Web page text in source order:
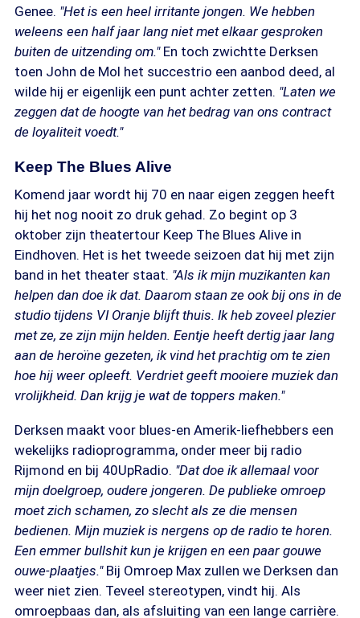
Genee. "Het is een heel irritante jongen. We hebben
weleens een half jaar lang niet met elkaar gesproken
buiten de uitzending om." En toch zwichtte Derksen
toen John de Mol het succestrio een aanbod deed, al
wilde hij er eigenlijk een punt achter zetten. "Laten we
zeggen dat de hoogte van het bedrag van ons contract
de loyaliteit voedt."
Keep The Blues Alive
Komend jaar wordt hij 70 en naar eigen zeggen heeft
hij het nog nooit zo druk gehad. Zo begint op 3
oktober zijn theatertour Keep The Blues Alive in
Eindhoven. Het is het tweede seizoen dat hij met zijn
band in het theater staat. "Als ik mijn muzikanten kan
helpen dan doe ik dat. Daarom staan ze ook bij ons in de
studio tijdens VI Oranje blijft thuis. Ik heb zoveel plezier
met ze, ze zijn mijn helden. Eentje heeft dertig jaar lang
aan de heroïne gezeten, ik vind het prachtig om te zien
hoe hij weer opleeft. Verdriet geeft mooiere muziek dan
vrolijkheid. Dan krijg je wat de toppers maken."
Derksen maakt voor blues-en Amerik-liefhebbers een
wekelijks radioprogramma, onder meer bij radio
Rijmond en bij 40UpRadio. "Dat doe ik allemaal voor
mijn doelgroep, oudere jongeren. De publieke omroep
moet zich schamen, zo slecht als ze die mensen
bedienen. Mijn muziek is nergens op de radio te horen.
Een emmer bullshit kun je krijgen en een paar gouwe
ouwe-plaatjes." Bij Omroep Max zullen we Derksen dan
weer niet zien. Teveel stereotypen, vindt hij. Als
omroepbaas dan, als afsluiting van een lange carrière.